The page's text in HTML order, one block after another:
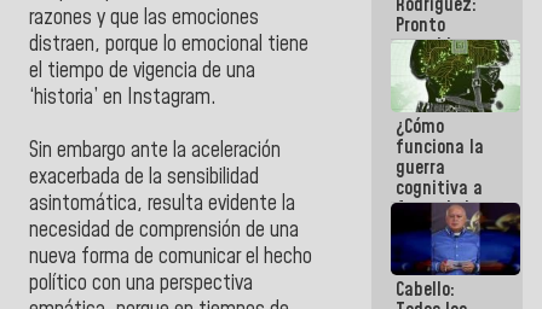
razones y que las emociones
distraen, porque lo emocional tiene
el tiempo de vigencia de una
‘historia’ en Instagram.
Sin embargo ante la aceleración
exacerbada de la sensibilidad
asintomática, resulta evidente la
necesidad de comprensión de una
nueva forma de comunicar el hecho
político con una perspectiva
Pronto
restableceremos
las
operaciones
en el
Aeropuerto
Internacional
de
Maiquetía
¿Cómo
funciona la
guerra
cognitiva a
favor de la
narrativa
hegemónica?
(1)
Cabello: